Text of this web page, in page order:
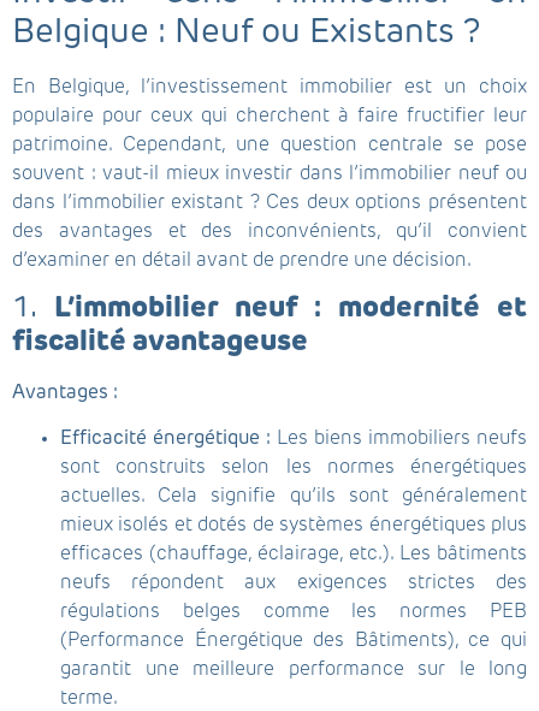
Belgique : Neuf ou Existants ?
En Belgique, l’investissement immobilier est un choix
populaire pour ceux qui cherchent à faire fructifier leur
patrimoine. Cependant, une question centrale se pose
souvent : vaut-il mieux investir dans l’immobilier neuf ou
dans l’immobilier existant ? Ces deux options présentent
des avantages et des inconvénients, qu’il convient
d’examiner en détail avant de prendre une décision.
1. L’immobilier neuf : modernité et
fiscalité avantageuse
Avantages :
Efficacité énergétique : Les biens immobiliers neufs
sont construits selon les normes énergétiques
actuelles. Cela signifie qu’ils sont généralement
mieux isolés et dotés de systèmes énergétiques plus
efficaces (chauffage, éclairage, etc.). Les bâtiments
neufs répondent aux exigences strictes des
régulations belges comme les normes PEB
(Performance Énergétique des Bâtiments), ce qui
garantit une meilleure performance sur le long
terme.